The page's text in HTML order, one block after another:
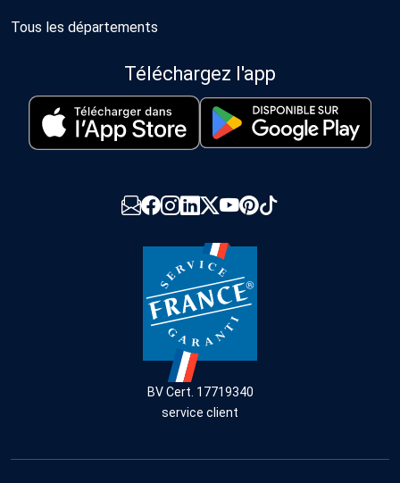
Tous les départements
Téléchargez l'app
BV Cert. 17719340
service client